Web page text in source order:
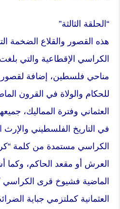
“الحلقة الثالثة”
هذه القصور والقلاع الضخمة
مناحي فلسطين، إضافة
للحكام والولاة في القرون
العثماني وفترة المماليك،
في التاريخ الفلسطيني
الكراسي مستمدة من كلمة
العرش أو مقعد الحاكم،
الماضية فشيوخ قرى الكراسي
العثمانية كملتزمي جباية